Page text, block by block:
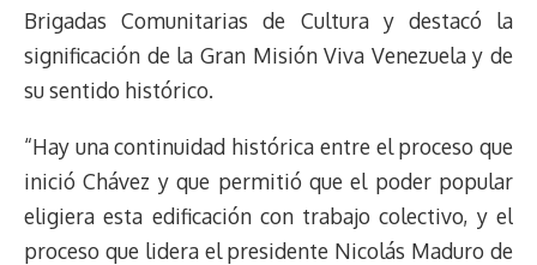
Brigadas Comunitarias de Cultura y destacó la
significación de la Gran Misión Viva Venezuela y de
su sentido histórico.
“Hay una continuidad histórica entre el proceso que
inició Chávez y que permitió que el poder popular
eligiera esta edificación con trabajo colectivo, y el
proceso que lidera el presidente Nicolás Maduro de